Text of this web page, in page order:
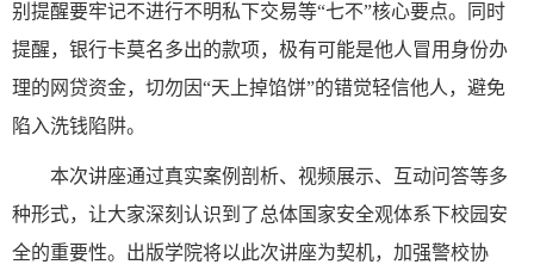
别提醒要牢记不进行不明私下交易等“七不”核心要点。同时
提醒，银行卡莫名多出的款项，极有可能是他人冒用身份办
理的网贷资金，切勿因“天上掉馅饼”的错觉轻信他人，避免
陷入洗钱陷阱。
本次讲座通过真实案例剖析、视频展示、互动问答等多
种形式，让大家深刻认识到了总体国家安全观体系下校园安
全的重要性。出版学院将以此次讲座为契机，加强警校协